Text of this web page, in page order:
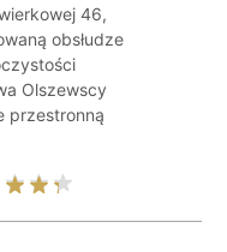
46,
obsłudze
Olszewscy
przestronną